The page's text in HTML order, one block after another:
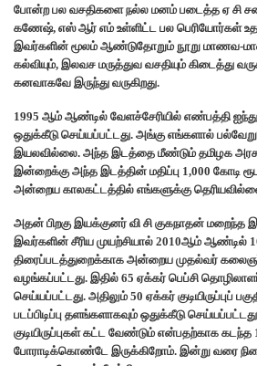
போன்ற பல வசதிகளை நல்ல மனம் படைத்த ஏ சி
கணேஷ், எஸ் ஆர் எம் உள்ளிட்ட பல பெரியோர்கள்
இவர்களின் மூலம் ஆண்டுதோறும் நூறு மாணவ-
கல்வியும், இலவச மருத்துவ வசதியும் கிடைத்து
கனவாகவே இருந்து வருகிறது.
1995 ஆம் ஆண்டில் வேளச்சேரியில் எண்பத்தி
ஒதுக்கீடு செய்யப்பட்டது. அங்கு எங்களால்
இயலவில்லை. அந்த இடத்தை மீண்டும் தமிழக
இன்றைக்கு அந்த இடத்தின் மதிப்பு 1,000 கோடி
அன்றைய காலகட்டத்தில் எங்களுக்கு
அதன் பிறகு இயக்குனர் வி சி குகநாதன் மறைந்த
இவர்களின் சீரிய முயற்சியால் 2010ஆம் ஆண்டில்
திரைப்படத்துறைக்காக அன்றைய முதல்வர்
வழங்கப்பட்டது. இதில் 65 ஏக்கர் பெப்சி
செய்யப்பட்டது. அதிலும் 50 ஏக்கர் குடியிருப்புப்
படப்பிடிப்பு தளங்களாகவும் ஒதுக்கீடு
குடியிருப்புகள் கட்ட வேண்டும் என்பதற்காக
போராடிக்கொண்டே இருக்கிறோம். இன்று வரை